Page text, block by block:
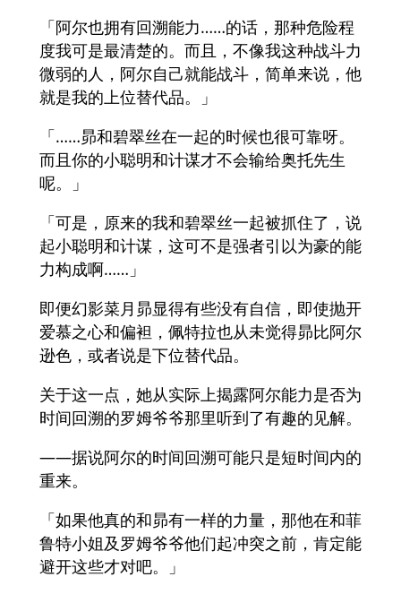
「阿尔也拥有回溯能力……的话，那种危险程
度我可是最清楚的。而且，不像我这种战斗力
微弱的人，阿尔自己就能战斗，简单来说，他
就是我的上位替代品。」
「……昴和碧翠丝在一起的时候也很可靠呀。
而且你的小聪明和计谋才不会输给奥托先生
呢。」
「可是，原来的我和碧翠丝一起被抓住了，说
起小聪明和计谋，这可不是强者引以为豪的能
力构成啊……」
即便幻影菜月昴显得有些没有自信，即使抛开
爱慕之心和偏袒，佩特拉也从未觉得昴比阿尔
逊色，或者说是下位替代品。
关于这一点，她从实际上揭露阿尔能力是否为
时间回溯的罗姆爷爷那里听到了有趣的见解。
——据说阿尔的时间回溯可能只是短时间内的
重来。
「如果他真的和昴有一样的力量，那他在和菲
鲁特小姐及罗姆爷爷他们起冲突之前，肯定能
避开这些才对吧。」